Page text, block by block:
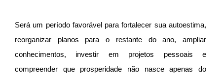
Será um período favorável para fortalecer sua autoestima,
reorganizar planos para o restante do ano, ampliar
conhecimentos, investir em projetos pessoais e
compreender que prosperidade não nasce apenas do